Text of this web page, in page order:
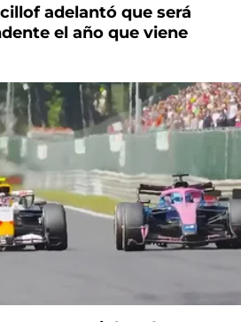
adelantó que será
el año que viene